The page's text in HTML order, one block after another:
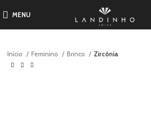
MENU
Início Feminino Brinco Zircônia